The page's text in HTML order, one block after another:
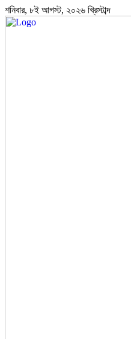
শনিবার, ৮ই আগস্ট, ২০২৬ খ্রিস্টাব্দ